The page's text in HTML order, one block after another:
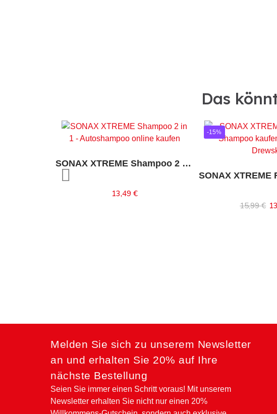
Das
SONAX XTREME Shampoo 2 in 1
13,49 €
In den Warenkorb
-15%
15,99 €
Inhalt
Melden Sie sich zu unserem Newsletter
an und erhalten Sie 20% auf Ihre
nächste Bestellung
Seien Sie immer einen Schritt voraus! Mit unserem
Newsletter erhalten Sie nicht nur einen 20%